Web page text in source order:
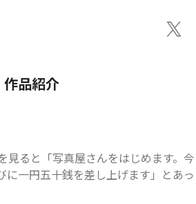
作品紹介
ると「写真屋さんをはじめます。
一円五十銭を差し上げます」とあっ